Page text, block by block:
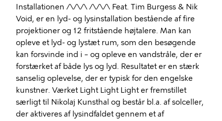
Installationen /\/\/\ /\/\/\ Feat. Tim Burgess & Nik
Void, er en lyd- og lysinstallation bestående af fire
projektioner og 12 fritstående højtalere. Man kan
opleve et lyd- og lystæt rum, som den besøgende
kan forsvinde ind i – og opleve en vandstråle, der er
forstærket af både lys og lyd. Resultatet er en stærk
sanselig oplevelse, der er typisk for den engelske
kunstner. Værket Light Light Light er fremstillet
særligt til Nikolaj Kunsthal og består bl.a. af solceller,
der aktiveres af lysindfaldet gennem et af